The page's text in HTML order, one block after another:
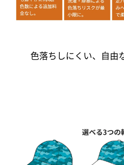
色落ちしにくい、自由